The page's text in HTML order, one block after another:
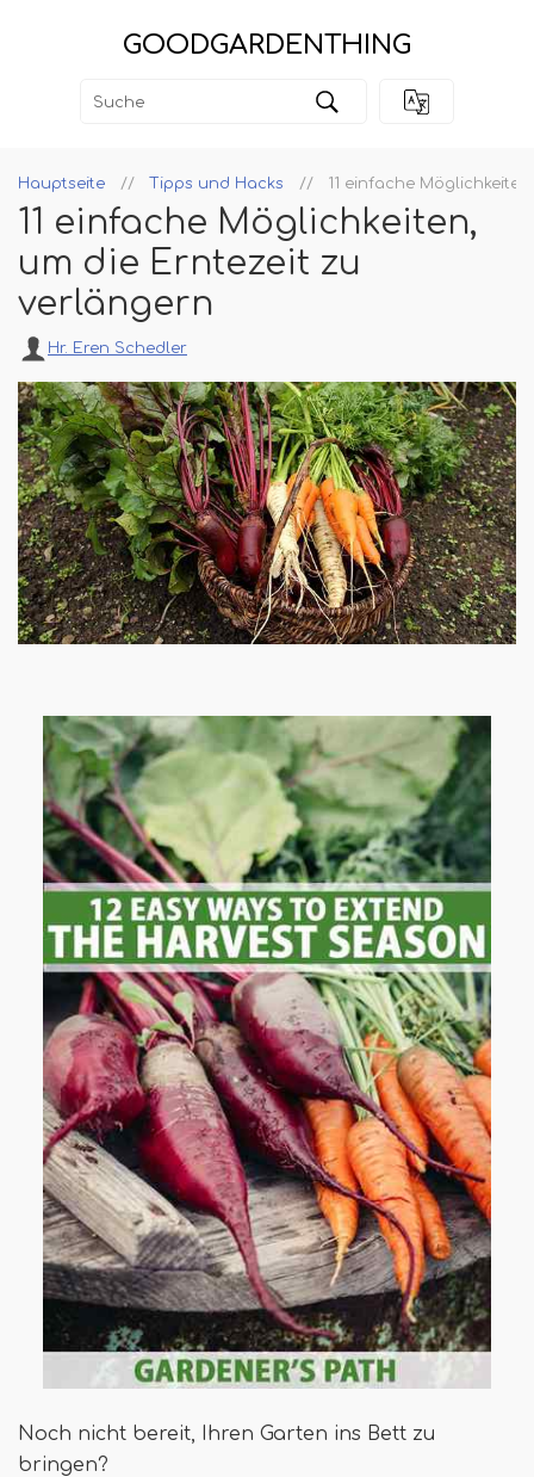
GOODGARDENTHING
Hauptseite Tipps und Hacks 11 einfache
11 einfache Möglichkeiten,
um die Erntezeit zu
verlängern
Hr. Eren Schedler
Noch nicht bereit, Ihren Garten ins Bett zu
bringen?